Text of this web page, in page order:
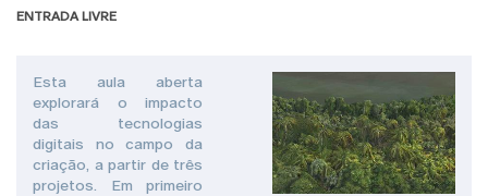
ENTRADA LIVRE
Esta aula aberta
explorará o impacto
das tecnologias
digitais no campo da
criação, a partir de três
projetos. Em primeiro